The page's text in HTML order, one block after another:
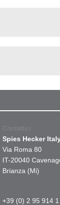
Contattici
Spies Hecker
Via Roma 80
IT-20040
Brianza (Mi)
+39 (0) 2 95 914 1